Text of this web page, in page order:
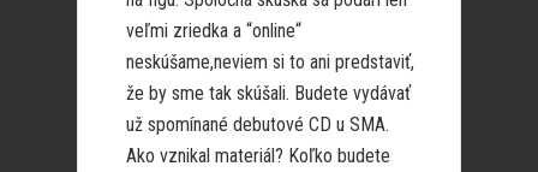
veľmi zriedka a “online“
neskúšame,neviem si to ani predstaviť,
že by sme tak skúšali. Budete vydávať
už spomínané debutové CD u SMA.
Ako vznikal materiál? Koľko budete